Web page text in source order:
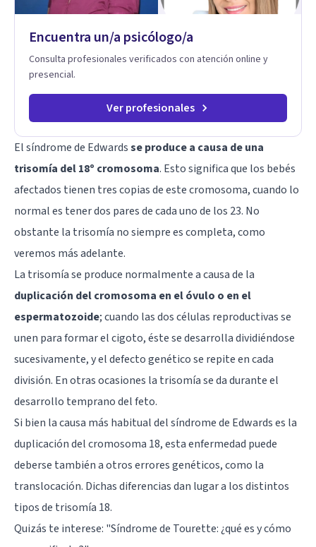
Encuentra un/a psicólogo/a
Consulta profesionales verificados con atención online y
presencial.
Ver profesionales
El síndrome de Edwardsse produce a causa de una
trisomía del 18º cromosoma. Esto significa que los bebés
afectados tienen tres copias de este cromosoma, cuando lo
normal es tener dos pares de cada uno de los 23. No
obstante la trisomía no siempre es completa, como
veremos más adelante.
La trisomía se produce normalmente a causa de la
duplicación del cromosoma en el óvulo o en el
espermatozoide; cuando las dos células reproductivas se
unen para formar el cigoto, éste se desarrolla dividiéndose
sucesivamente, y el defecto genético se repite en cada
división. En otras ocasiones la trisomía se da durante el
desarrollo temprano del feto.
Si bien la causa más habitual del síndrome de Edwards es la
duplicación del cromosoma 18, esta enfermedad puede
deberse también a otros errores genéticos, como la
translocación. Dichas diferencias dan lugar a los distintos
tipos de trisomía 18.
Quizás te interese: "Síndrome de Tourette: ¿qué es y cómo